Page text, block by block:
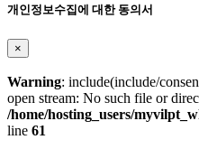
개인정보수집에 대한 동의서
×
Warning: include(include/
open stream: No such file or
/home/hosting_users/
line 61